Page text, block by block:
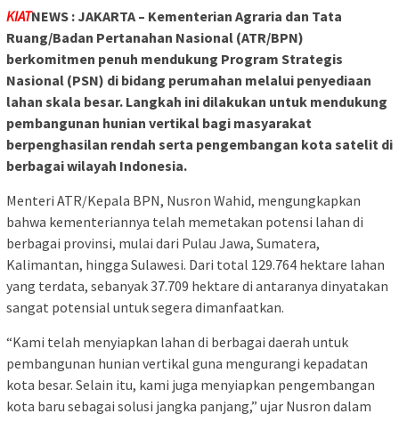
KIATNEWS : JAKARTA – Kementerian Agraria dan Tata
Ruang/Badan Pertanahan Nasional (ATR/BPN)
berkomitmen penuh mendukung Program Strategis
Nasional (PSN) di bidang perumahan melalui penyediaan
lahan skala besar. Langkah ini dilakukan untuk mendukung
pembangunan hunian vertikal bagi masyarakat
berpenghasilan rendah serta pengembangan kota satelit di
berbagai wilayah Indonesia.
Menteri ATR/Kepala BPN, Nusron Wahid, mengungkapkan
bahwa kementeriannya telah memetakan potensi lahan di
berbagai provinsi, mulai dari Pulau Jawa, Sumatera,
Kalimantan, hingga Sulawesi. Dari total 129.764 hektare lahan
yang terdata, sebanyak 37.709 hektare di antaranya dinyatakan
sangat potensial untuk segera dimanfaatkan.
“Kami telah menyiapkan lahan di berbagai daerah untuk
pembangunan hunian vertikal guna mengurangi kepadatan
kota besar. Selain itu, kami juga menyiapkan pengembangan
kota baru sebagai solusi jangka panjang,” ujar Nusron dalam